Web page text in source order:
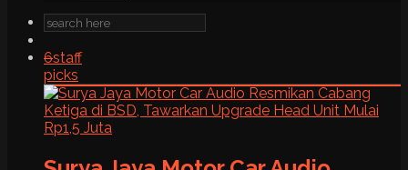
6staff
picks